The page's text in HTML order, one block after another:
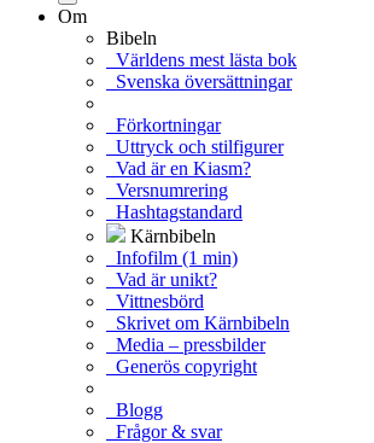
Om
Bibeln
Världens mest lästa bok
Svenska översättningar
Förkortningar
Uttryck och stilfigurer
Vad är en Kiasm?
Versnumrering
Hashtagstandard
Kärnbibeln
Infofilm (1 min)
Vad är unikt?
Vittnesbörd
Skrivet om Kärnbibeln
Media – pressbilder
Generös copyright
Blogg
Frågor & svar